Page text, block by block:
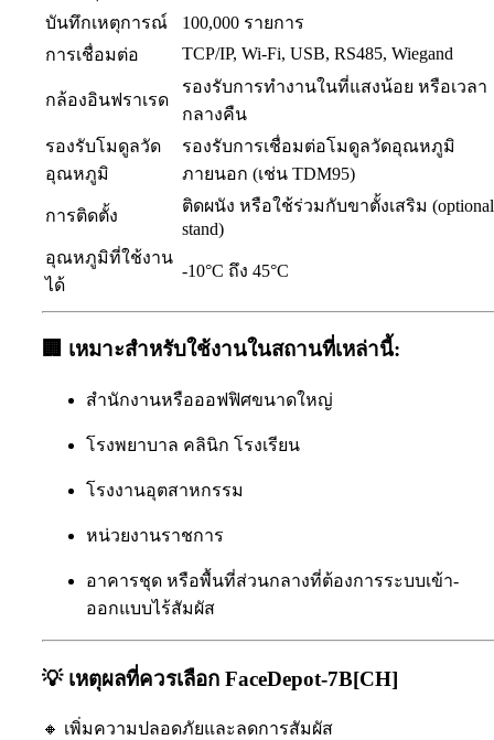
บันทึกเหตุการณ์
100,000 รายการ
การเชื่อมต่อ
TCP/IP, Wi-Fi, USB, RS485, Wiegand
กล้องอินฟราเรด
รองรับการทำงานในที่แสงน้อย หรือเวลา
กลางคืน
รองรับโมดูลวัด
อุณหภูมิ
รองรับการเชื่อมต่อโมดูลวัดอุณหภูมิ
ภายนอก (เช่น TDM95)
การติดตั้ง
ติดผนัง หรือใช้ร่วมกับขาตั้งเสริม (optional
stand)
อุณหภูมิที่ใช้งาน
ได้
-10°C ถึง 45°C
🏢 เหมาะสำหรับใช้งานในสถานที่เหล่านี้:
สำนักงานหรือออฟฟิศขนาดใหญ่
โรงพยาบาล คลินิก โรงเรียน
โรงงานอุตสาหกรรม
หน่วยงานราชการ
อาคารชุด หรือพื้นที่ส่วนกลางที่ต้องการระบบเข้า-
ออกแบบไร้สัมผัส
💡 เหตุผลที่ควรเลือก FaceDepot-7B[CH]
🔸 เพิ่มความปลอดภัยและลดการสัมผัส